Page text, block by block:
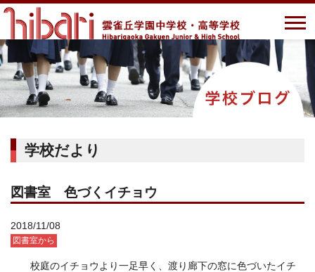
学校だより
図書室 色づくイチョウ
2018/11/08
図書室から
校庭のイチョウより一足早く、渡り廊下の窓に色づいたイチ